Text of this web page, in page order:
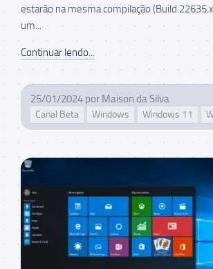
estarão na mesma compilação (Build
um...
Continuar lendo...
25/01/2024 por Maison da Silva
Canal Beta Windows Windows 11